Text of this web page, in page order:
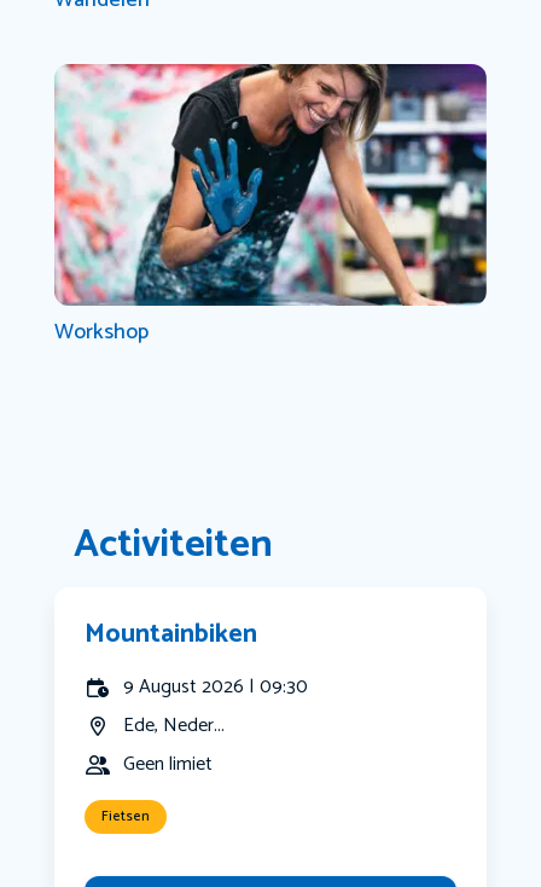
Workshop
Activiteiten
Mountainbiken
9 August 2026 | 09:30
Ede, Neder...
Geen limiet
Fietsen